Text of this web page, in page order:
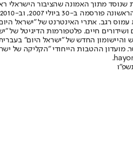
מתוך האמונה שהציבור הישראלי
ושידורים חיים. פלטפורמות הדיגיטל של
החדש והיישומון החדש של "ישראל
מועדון ההטבות הייחודי "הקליקה של